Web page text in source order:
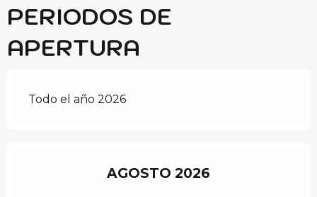
PERIODOS DE
APERTURA
Todo el año 2026
AGOSTO 2026